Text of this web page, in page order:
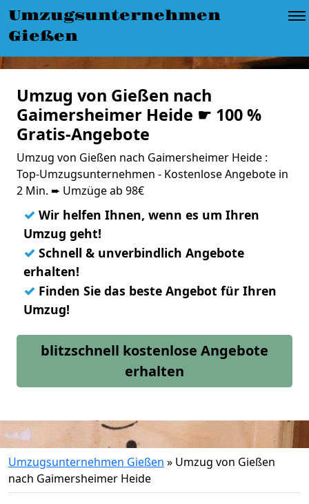
Umzugsunternehmen
Gießen
Umzug von Gießen nach
Gaimersheimer Heide ☛ 100 %
Gratis-Angebote
Umzug von Gießen nach Gaimersheimer Heide :
Top-Umzugsunternehmen - Kostenlose Angebote in
2 Min. ➨ Umzüge ab 98€
✓ Wir helfen Ihnen, wenn es um Ihren
Umzug geht!
✓ Schnell & unverbindlich Angebote
erhalten!
✓ Finden Sie das beste Angebot für Ihren
Umzug!
blitzschnell kostenlose Angebote
erhalten
Umzugsunternehmen Gießen » Umzug von Gießen
nach Gaimersheimer Heide